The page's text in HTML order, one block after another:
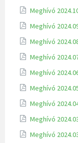
Meghívó
Meghívó
Meghívó
Meghívó
Meghívó
Meghívó
Meghívó
Meghívó
Meghívó